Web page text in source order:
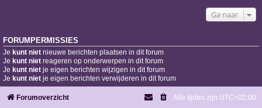
Ga naar
FORUMPERMISSIES
Je kunt niet nieuwe berichten plaatsen in dit forum
Je kunt niet reageren op onderwerpen in dit forum
Je kunt niet je eigen berichten wijzigen in dit forum
Je kunt niet je eigen berichten verwijderen in dit forum
Forumoverzicht Alle tijden zijn UTC+02:00